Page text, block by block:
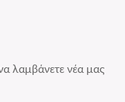
λαμβάνετε νέα μας